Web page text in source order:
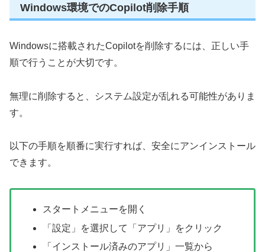
Windows環境でのCopilot削除手順
Windowsに搭載されたCopilotを削除するには、正しい手
順で行うことが大切です。
無理に削除すると、システム設定が乱れる可能性がありま
す。
以下の手順を順番に実行すれば、安全にアンインストール
できます。
スタートメニューを開く
「設定」を選択して「アプリ」をクリック
「インストール済みのアプリ」一覧から